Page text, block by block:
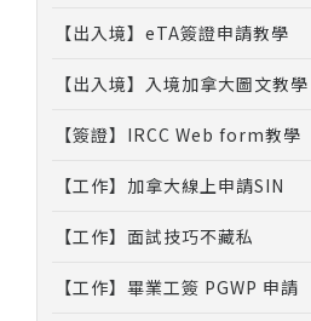
【出入境】eTA簽證申請教學
【出入境】入境加拿大圖文教學
【簽證】IRCC Web form教學
【工作】加拿大線上申請SIN
【工作】面試技巧不藏私
【工作】畢業工簽 PGWP 申請